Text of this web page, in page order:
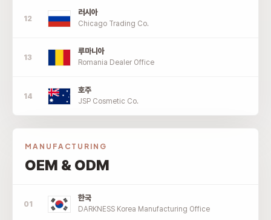
러시아
Chicago Trading Co.
루마니아
Romania Dealer Office
호주
JSP Cosmetic Co.
MANUFACTURING
OEM & ODM
한국
DARKNESS Korea Manufacturing Office